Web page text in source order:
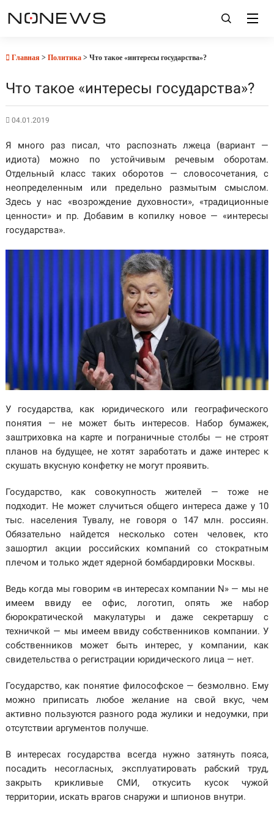
Главная > Политика> Что такое «интересы государства»?
Что такое «интересы государства»?
04.01.2019
Я много раз писал, что распознать лжеца (вариант —
идиота) можно по устойчивым речевым оборотам.
Отдельный класс таких оборотов — словосочетания, с
неопределенным или предельно размытым смыслом.
Здесь у нас «возрождение духовности», «традиционные
ценности» и пр. Добавим в копилку новое — «интересы
государства».
У государства, как юридического или географического
понятия — не может быть интересов. Набор бумажек,
заштриховка на карте и пограничные столбы — не строят
планов на будущее, не хотят заработать и даже интерес к
скушать вкусную конфетку не могут проявить.
Государство, как совокупность жителей — тоже не
подходит. Не может случиться общего интереса даже у 10
тыс. населения Тувалу, не говоря о 147 млн. россиян.
Обязательно найдется несколько сотен человек, кто
зашортил акции российских компаний со стократным
плечом и только ждет ядерной бомбардировки Москвы.
Ведь когда мы говорим «в интересах компании N» — мы не
имеем ввиду ее офис, логотип, опять же набор
бюрократической макулатуры и даже секретаршу с
техничкой — мы имеем ввиду собственников компании. У
собственников может быть интерес, у компании, как
свидетельства о регистрации юридического лица — нет.
Государство, как понятие философское — безмолвно. Ему
можно приписать любое желание на свой вкус, чем
активно пользуются разного рода жулики и недоумки, при
отсутствии аргументов получше.
В интересах государства всегда нужно затянуть пояса,
посадить несогласных, эксплуатировать рабский труд,
закрыть крикливые СМИ, откусить кусок чужой
территории, искать врагов снаружи и шпионов внутри.